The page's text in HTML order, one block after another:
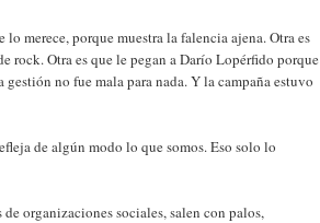
merece, porque muestra la falencia ajena. Otra es
rock. Otra es que le pegan a Darío Lopérfido porque
no fue mala para nada. Y la campaña estuvo
de algún modo lo que somos. Eso solo lo
organizaciones sociales, salen con palos,